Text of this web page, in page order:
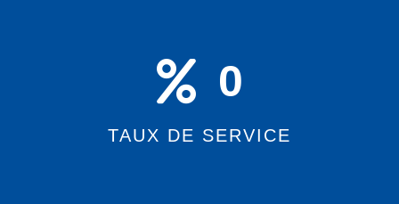
0
TAUX DE SERVICE